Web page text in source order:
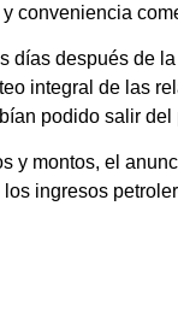
conveniencia
días después de
integral de las
podido salir
y montos, el
ingresos